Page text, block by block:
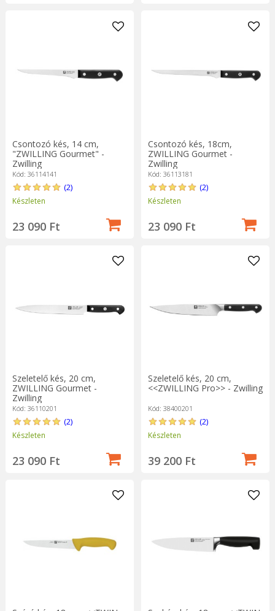
Csontozó kés, 14 cm,
"ZWILLING Gourmet" -
Zwilling
Kód: 36114141
(2)
Készleten
23 090 Ft
Csontozó kés, 18cm,
ZWILLING Gourmet -
Zwilling
Kód: 36113181
(2)
Készleten
23 090 Ft
Szeletelő kés, 20 cm,
ZWILLING Gourmet -
Zwilling
Kód: 36110201
(2)
Készleten
23 090 Ft
Szeletelő kés, 20 cm,
<<ZWILLING Pro>> - Zwilling
Kód: 38400201
(2)
Készleten
39 200 Ft